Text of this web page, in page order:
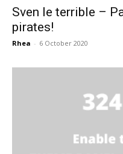
Sven le terrible –
pirates!
Rhea - 6 October 2020